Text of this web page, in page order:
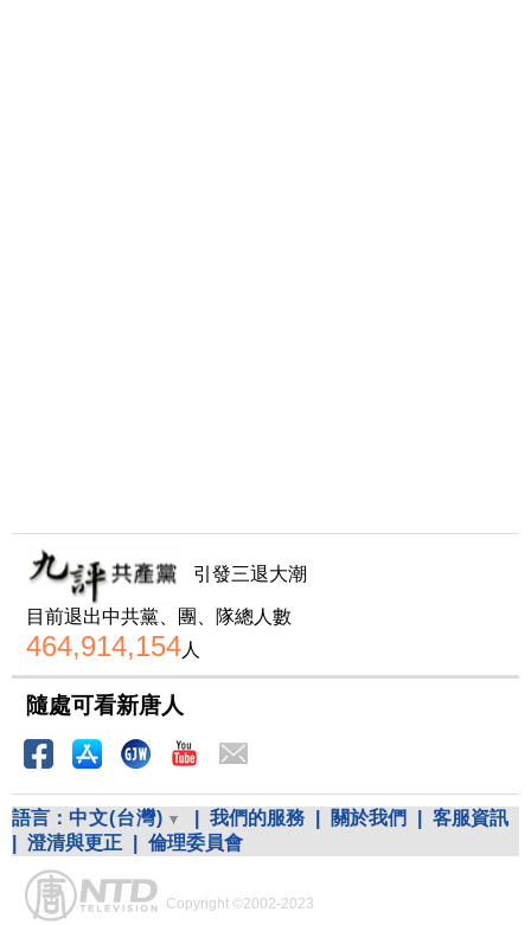
引發三退大潮
目前退出中共黨、團、隊總人數
464,914,154人
隨處可看新唐人
語言： 中文(台灣) 我們的服務 關於我們
客服資訊
澄清與更正 倫理委員會
Copyright ©2002-2023